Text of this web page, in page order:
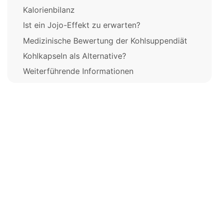
Kalorienbilanz
Ist ein Jojo-Effekt zu erwarten?
Medizinische Bewertung der Kohlsuppendiät
Kohlkapseln als Alternative?
Weiterführende Informationen